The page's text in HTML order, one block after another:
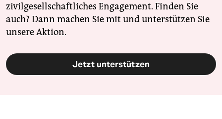
zivilgesellschaftliches Engagement. Finden Sie
auch? Dann machen Sie mit und unterstützen Sie
unsere Aktion.
Jetzt unterstützen